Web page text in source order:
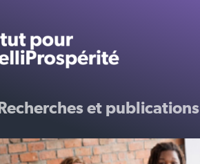
Recherches et publications